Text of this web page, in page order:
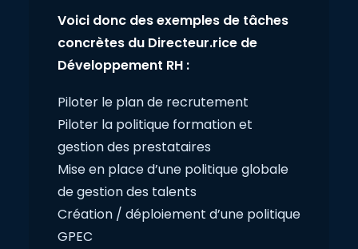
Voici donc des exemples de tâches
concrètes du Directeur.rice de
Développement RH :
Piloter le plan de recrutement
Piloter la politique formation et
gestion des prestataires
Mise en place d’une politique globale
de gestion des talents
Création / déploiement d’une politique
GPEC